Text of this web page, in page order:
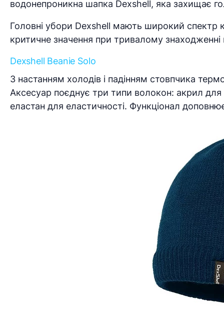
водонепроникна шапка Dexshell, яка захищає
Головні убори Dexshell мають широкий спектр
критичне значення при тривалому знаходженні
Dexshell Beanie Solo
З настанням холодів і падінням стовпчика
Аксесуар поєднує три типи волокон: акрил для
еластан для еластичності. Функціонал